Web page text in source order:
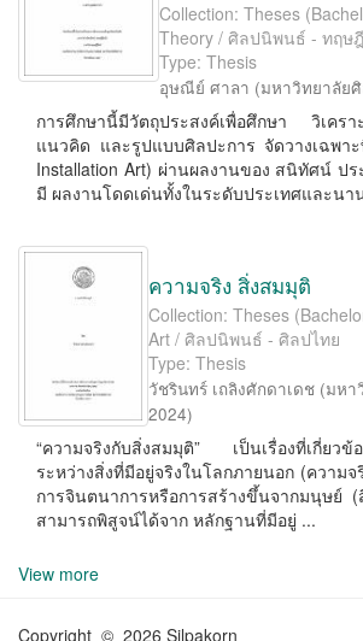
Collection: Theses
Theory / ศิลปนิพนธ์ - ทฤษ
Type: Thesis
อุษณีย์ ศาลา (มหาวิทยาลัย
การศึกษานี้มีวัตถุประสงค์เพื่อศึกษา วิเคร
แนวคิด และรูปแบบศิลปะการ จัดวางเฉพา
Installation Art) ผ่านผลงานของ สนิทัศน์ ป
มี ผลงานโดดเด่นทั้งในระดับประเทศและนา
ความจริง สิ่งสมมุติ
Collection: Theses
Art / ศิลปนิพนธ์ - ศิลปไทย
Type: Thesis
วัชรินทร์ เถลิงศักดาเดช (มหา
2024)
“ความจริงกับสิ่งสมมุติ” เป็นเรื่องที่เกี่ย
ระหว่างสิ่งที่มีอยู่จริงในโลกภายนอก (ความจ
การจินตนาการหรือการสร้างขึ้นจากมนุษย์
สามารถพิสูจน์ได้จาก หลักฐานที่มีอยู่ ...
View more
Copyright © 2026 Silpakorn